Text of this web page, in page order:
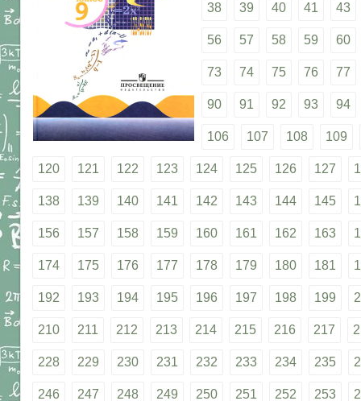
38 39 40 41 43
56 57 58 59 60
73 74 75 76 77
90 91 92 93 94
106 107 108 109
120 121 122 123 124 125 126 127
138 139 140 141 142 143 144 145
156 157 158 159 160 161 162 163
174 175 176 177 178 179 180 181
192 193 194 195 196 197 198 199
210 211 212 213 214 215 216 217
228 229 230 231 232 233 234 235
246 247 248 249 250 251 252 253